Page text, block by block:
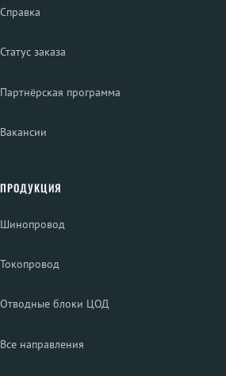
Справка
Статус заказа
Партнёрская программа
Вакансии
ПРОДУКЦИЯ
Шинопровод
Токопровод
Отводные блоки ЦОД
Все направления